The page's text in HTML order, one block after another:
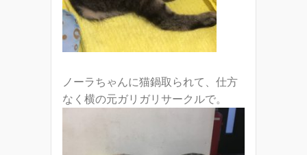
ノーラちゃんに猫鍋取られて、仕方
なく横の元ガリガリサークルで。